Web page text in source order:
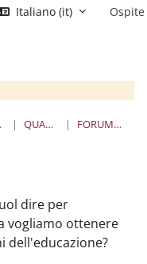
Italiano ‎(it)‎ Ospite
QUANDO E DOVE FORUM DISCUSSIONI
dire per
vogliamo ottenere
dell'educazione?